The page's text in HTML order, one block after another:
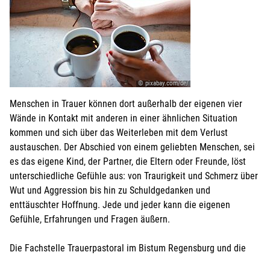
© pixabay.com/de/
Menschen in Trauer können dort außerhalb der eigenen vier
Wände in Kontakt mit anderen in einer ähnlichen Situation
kommen und sich über das Weiterleben mit dem Verlust
austauschen. Der Abschied von einem geliebten Menschen, sei
es das eigene Kind, der Partner, die Eltern oder Freunde, löst
unterschiedliche Gefühle aus: von Traurigkeit und Schmerz über
Wut und Aggression bis hin zu Schuldgedanken und
enttäuschter Hoffnung. Jede und jeder kann die eigenen
Gefühle, Erfahrungen und Fragen äußern.
Die Fachstelle Trauerpastoral im Bistum Regensburg und die